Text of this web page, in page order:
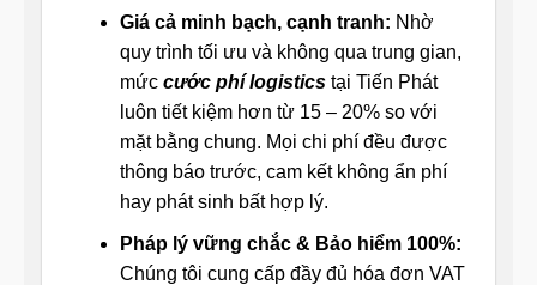
Giá cả minh bạch, cạnh tranh: Nhờ
quy trình tối ưu và không qua trung gian,
mức cước phí logisticstại Tiến Phát
luôn tiết kiệm hơn từ 15 – 20% so với
mặt bằng chung. Mọi chi phí đều được
thông báo trước, cam kết không ẩn phí
hay phát sinh bất hợp lý.
Pháp lý vững chắc & Bảo hiểm 100%:
Chúng tôi cung cấp đầy đủ hóa đơn VAT